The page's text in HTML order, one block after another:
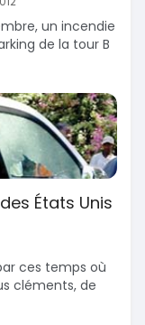
un incendie
de la tour B
États Unis
ces temps où
cléments, de